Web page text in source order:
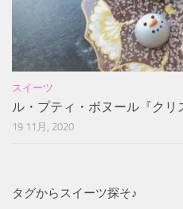
スイーツ
ル・プティ・ボヌール『クリ
19 11月, 2020
タグからスイーツ探そ♪